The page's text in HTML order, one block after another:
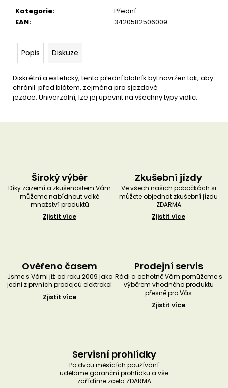
Kategorie:
Přední
EAN: 3420582506009
Popis Diskuze
Diskrétní a estetický, tento přední blatník byl navržen tak, aby
chránil před blátem, zejména pro sjezdové
jezdce. Univerzální, lze jej upevnit na všechny typy vidlic.
Široký výběr
Díky zázemí a zkušenostem Vám
můžeme nabídnout velké
množství produktů
Zjistit více
Zkušební jízdy
Ve všech našich pobočkách si
můžete objednat zkušební jízdu
ZDARMA
Zjistit více
Ověřeno časem
Jsme s Vámi již od roku 2009 jako
jedni z prvních prodejců elektrokol
Zjistit více
Prodejní servis
Rádi a ochotně Vám pomůžeme s
výběrem vhodného produktu
přesně pro Vás
Zjistit více
Servisní prohlídky
Po dvou měsících používání
uděláme garanční prohlídku a vše
zařídíme zcela ZDARMA
D
o
p
č
u
e
m